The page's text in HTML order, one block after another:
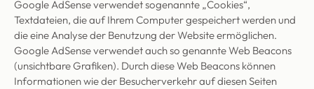
Google AdSense verwendet sogenannte „Cookies“,
Textdateien, die auf Ihrem Computer gespeichert werden und
die eine Analyse der Benutzung der Website ermöglichen.
Google AdSense verwendet auch so genannte Web Beacons
(unsichtbare Grafiken). Durch diese Web Beacons können
Informationen wie der Besucherverkehr auf diesen Seiten